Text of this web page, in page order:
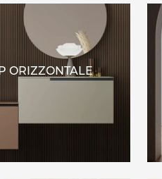
ORIZZONTALE